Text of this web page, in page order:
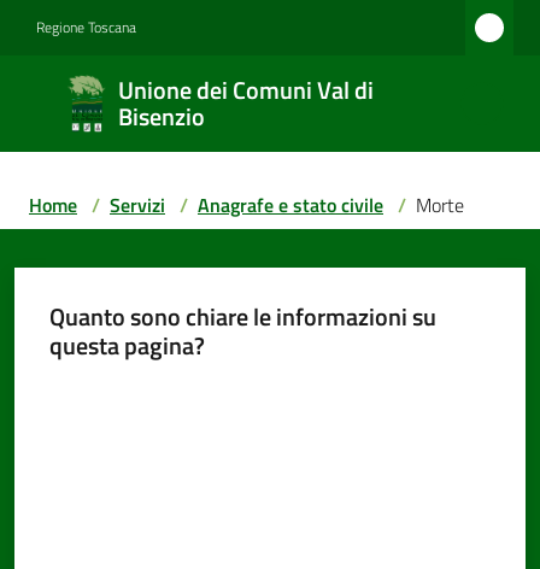
Regione Toscana
Unione dei Comuni Val di
Bisenzio
Unione
dei
Comuni
Val di
Bisenzio
Amministrazione
Home / Servizi / Anagrafe e stato civile / Morte
Quanto sono chiare le informazioni su
questa pagina?